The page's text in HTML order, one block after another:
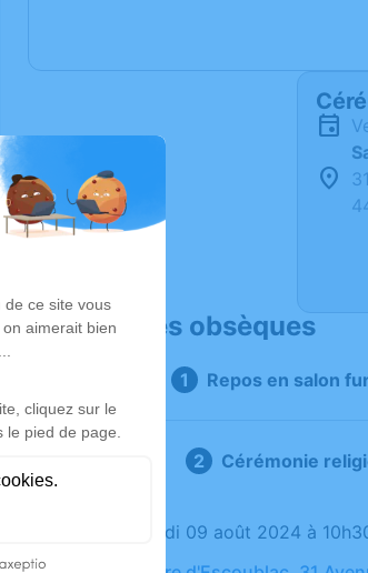
Déroulé des obsèques
Repos en salon
Cérémonie
Le vendredi 09 août 2024 à